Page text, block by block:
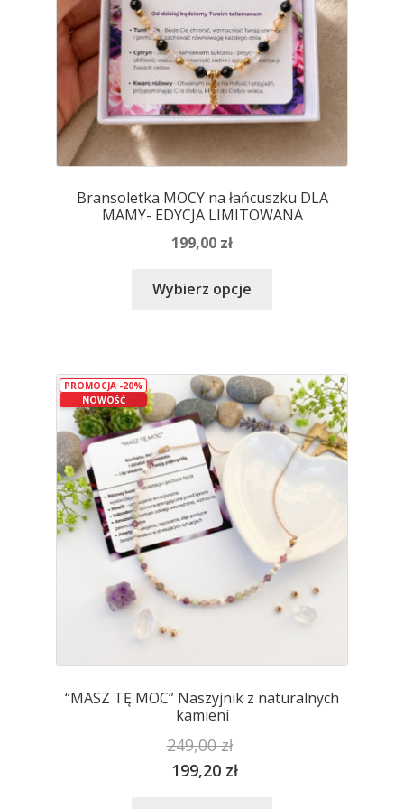
produktu
Bransoletka MOCY na łańcuszku DLA
MAMY- EDYCJA LIMITOWANA
199,00 zł
Wybierz opcje
wariantów.
Opcje
można
wybrać
na
stronie
produktu
NOWOŚĆ
PROMOCJA -20%
“MASZ TĘ MOC” Naszyjnik z naturalnych
kamieni
249,00zł
199,20 zł